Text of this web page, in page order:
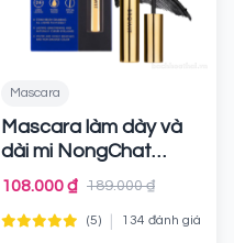
Mascara
Mascara làm dày và
dài mi NongChat
Browit My Everyday
Mascara #Endless
Night
Chính hãng
108.000 ₫ 189.000 ₫
(5) 134 đánh giá